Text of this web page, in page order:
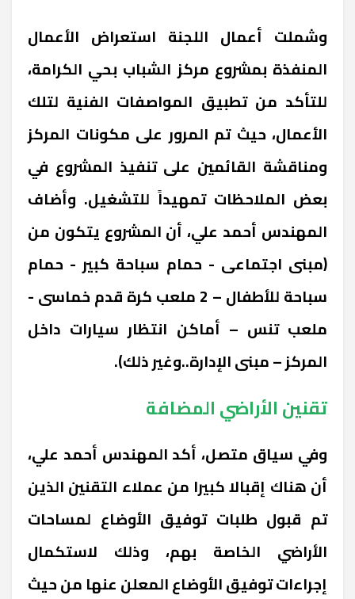
وشملت أعمال اللجنة استعراض الأعمال
المنفذة بمشروع مركز الشباب بحي الكرامة،
للتأكد من تطبيق المواصفات الفنية لتلك
الأعمال، حيث تم المرور على مكونات المركز
ومناقشة القائمين على تنفيذ المشروع في
بعض الملاحظات تمهيداً للتشغيل. وأضاف
المهندس أحمد علي، أن المشروع يتكون من
(مبنى اجتماعى - حمام سباحة كبير - حمام
سباحة للأطفال – 2 ملعب كرة قدم خماسى -
ملعب تنس – أماكن انتظار سيارات داخل
المركز – مبنى الإدارة..وغير ذلك).
تقنين الأراضي المضافة
وفي سياق متصل، أكد المهندس أحمد علي،
أن هناك إقبالا كبيرا من عملاء التقنين الذين
تم قبول طلبات توفيق الأوضاع لمساحات
الأراضي الخاصة بهم، وذلك لاستكمال
إجراءات توفيق الأوضاع المعلن عنها من حيث